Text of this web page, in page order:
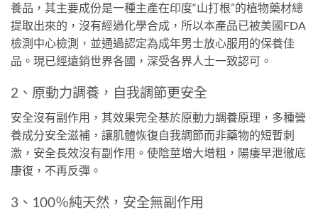
養品，其主要成份是一種主產在印度“山打根”的植物藥材總
提取出來的，沒有經過化學合成，所以本產品已被美國FDA
檢測中心檢測，並通過認定為成年男士放心服用的保養佳
品。現已經遠銷世界各國，深受各界人士一致認可。
2、原動力調養，自我調節更安全
安全沒有副作用，其效果完全基於原動力調養原理，多種營
養成分安全滋補，讓肌體恢復自我調節而非藥物的短暫刺
激，安全長效沒有副作用。使陰莖增大增粗，陽痿早泄徹底
康復，不再反彈。
3、100％純天然，安全無副作用